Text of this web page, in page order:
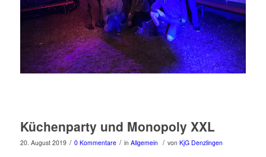
Küchenparty und Monopoly XXL
20. August 2019 / 0 Kommentare / in Allgemein / von KjG Denzlingen